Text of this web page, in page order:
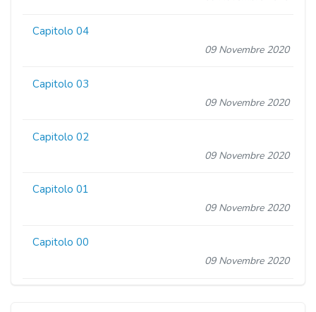
Capitolo 04
09 Novembre 2020
Capitolo 03
09 Novembre 2020
Capitolo 02
09 Novembre 2020
Capitolo 01
09 Novembre 2020
Capitolo 00
09 Novembre 2020